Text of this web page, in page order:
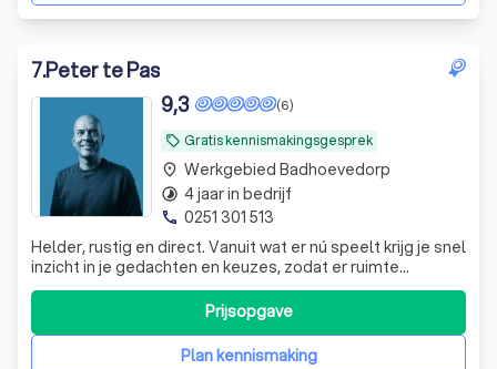
7.Peter te Pas
local_offer Gratis kennismakingsgesprek
(6)
9,3
Helder, rustig en direct. Vanuit wat er nú speelt krijg je snel
inzicht in je gedachten en keuzes, zodat er ruimte
ontstaat voor stappen die bij je passen.
Plan kennismaking
Prijsopgave
place Werkgebied Badhoevedorp
timelapse 4 jaar in bedrijf
phone 0251 301 513